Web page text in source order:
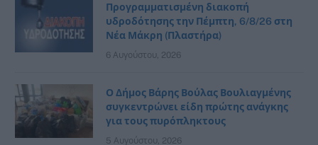
Προγραμματισμένη διακοπή
υδροδότησης την Πέμπτη, 6/8/26 στη
Νέα Μάκρη (Πλαστήρα)
6 Αυγούστου, 2026
Ο Δήμος Βάρης Βούλας Βουλιαγμένης
συγκεντρώνει είδη πρώτης ανάγκης
για τους πυρόπληκτους
5 Αυγούστου, 2026